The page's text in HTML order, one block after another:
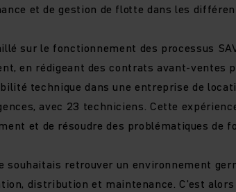
et de gestion de flotte dans les
sur le fonctionnement des processus
en rédigeant des contrats avant-ventes
technique dans une entreprise de
avec 23 techniciens. Cette
et de résoudre des problématiques de
souhaitais retrouver un environnement
distribution et maintenance. C'est